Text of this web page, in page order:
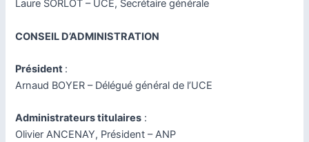
Laure SORLOT – UCE, Secrétaire générale
CONSEIL D’ADMINISTRATION
Président :
Arnaud BOYER – Délégué général de l’UCE
Administrateurs titulaires :
Olivier ANCENAY, Président – ANP